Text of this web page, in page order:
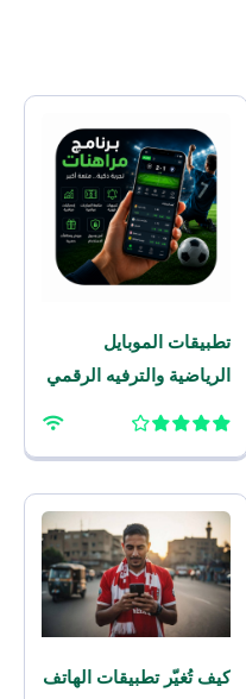
تطبيقات الموبايل
الرياضية والترفيه الرقمي
كيف تُغيّر تطبيقات الهاتف